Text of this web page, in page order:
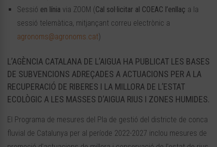
Sessió en línia via ZOOM (Cal sol·licitar al COEAC l’enllaç a la
sessió telemàtica, mitjançant correu electrònic a
agronoms@agronoms.cat)
L’AGÈNCIA CATALANA DE L’AIGUA HA PUBLICAT LES BASES
DE SUBVENCIONS ADREÇADES A ACTUACIONS PER A LA
RECUPERACIÓ DE RIBERES I LA MILLORA DE L’ESTAT
ECOLÒGIC A LES MASSES D’AIGUA RIUS I ZONES HUMIDES.
El Programa de mesures del Pla de gestió del districte de conca
fluvial de Catalunya per al període 2022-2027 inclou mesures de